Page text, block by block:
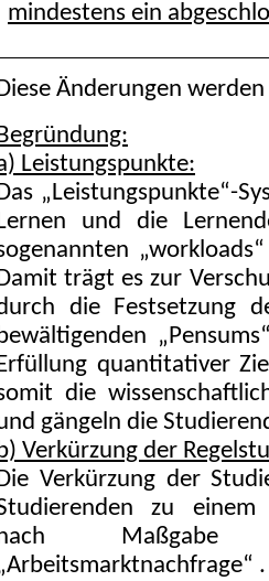
mindestens ein
Änderungen
Leistungspunkte:
„Leistungspunkte“-
und die
trägt es zur
die Festsetzung
quantitativer
die
gängeln die
Verkürzung der
Verkürzung der
zu einem
Maßgabe
.